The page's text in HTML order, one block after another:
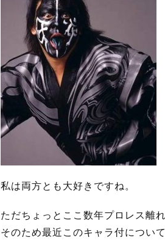
私は両方とも大好きですね。
ただちょっとここ数年プロレス離
そのため最近このキャラ付につい